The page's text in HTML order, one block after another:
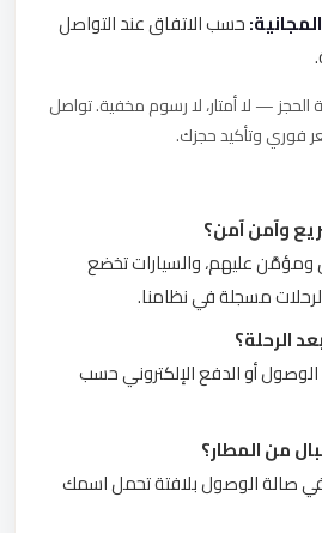
حسب الاتفاق عند التواصل
— لا أمتار، لا رسوم مخفية. تواصل
وتأكيد حجزك.
وآمن آمن؟
عليهم، والسيارات تخضع
مسجلة في نظامنا.
الرحلة؟
أو الدفع الإلكتروني حسب
من المطار؟
صالة الوصول بلافتة تحمل اسمك